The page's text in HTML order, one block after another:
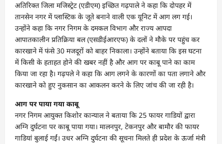
अतिरिक्त जिला मजिस्ट्रेट (एडीएम) इच्छित गढ़पाले ने कहा कि दोपहर में
तानसेन नगर में प्लास्टिक के जूते बनाने वाली एक यूनिट में आग लग गई।
उन्होंने कहा कि नगर निगम के दमकल विभाग और राज्य आपदा
आपातकालीन प्रतिक्रिया बल (एसडीईआरएफ) के दलों ने मौके पर पहुंच कर
कारखाने में फंसे 30 मजदूरों को बाहर निकाला। उन्होंने बताया कि इस घटना
में किसी के हताहत होने की खबर नहीं है और आग पर काबू पाने का काम
किया जा रहा है। गढ़पले ने कहा कि आग लगने के कारणों का पता लगाने और
कारखाने को हुए नुकसान का आकलन करने के लिए जांच की जा रही है।
आग पर पाया गया काबू
नगर निगम आयुक्त किशोर कान्याल ने बताया कि 25 फायर गाडियों द्वारा
अग्नि दुर्घटना पर काबू पाया गया। मालनपुर, टेकनपुर और बामौर की फायर
गाडियां बुलाई गईं। उधर अग्नि दुर्घटना की सूचना मिलते ही प्रदेश के ऊर्जा मंत्री